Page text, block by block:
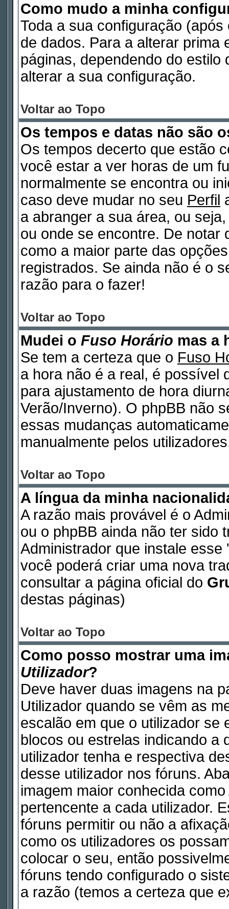
Como mudo a minha
Toda a sua configuração
de dados. Para a alterar prima
páginas, dependendo do estilo
alterar a sua configuração.
Voltar ao Topo
Os tempos e datas não são
Os tempos decerto que estão
você estar a ver horas de um
normalmente se encontra ou
caso deve mudar no seu Perfil
a abranger a sua área, ou
ou onde se encontre. De notar
como a maior parte das
registrados. Se ainda não é o
razão para o fazer!
Voltar ao Topo
Mudei o Fuso Horário mas a
Se tem a certeza que o Fuso
a hora não é a real, é possível
para ajustamento de hora
Verão/Inverno). O phpBB não
essas mudanças
manualmente pelos
Voltar ao Topo
A língua da minha
A razão mais provável é o
ou o phpBB ainda não ter sido
Administrador que instale
você poderá criar uma nova
consultar a página oficial do
destas páginas)
Voltar ao Topo
Como posso mostrar uma
Utilizador?
Deve haver duas imagens na
Utilizador quando se vêm as
escalão em que o utilizador se
blocos ou estrelas indicando a
utilizador tenha e respectiva
desse utilizador nos fóruns.
imagem maior conhecida
pertencente a cada utilizador.
fóruns permitir ou não a
como os utilizadores os
colocar o seu, então
fóruns tendo configurado o
a razão (temos a certeza que